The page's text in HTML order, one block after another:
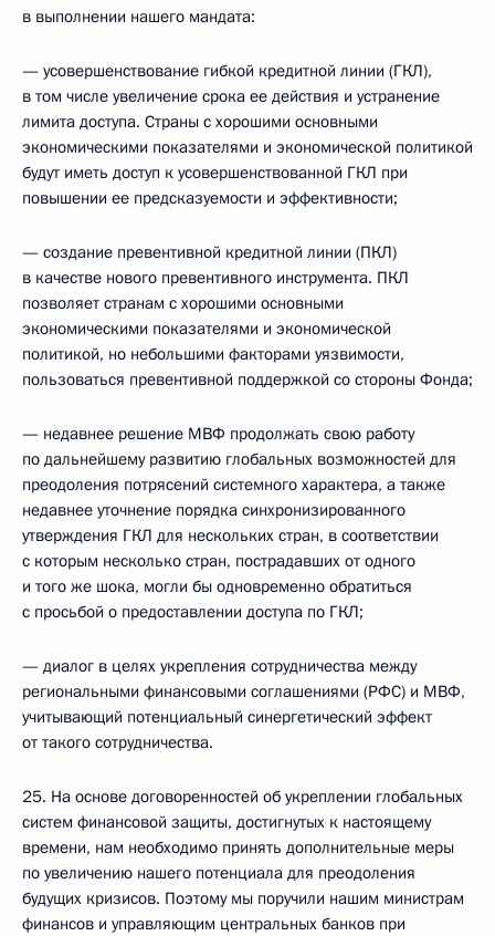
в выполнении нашего мандата:
— усовершенствование гибкой кредитной линии (ГКЛ),
в том числе увеличение срока ее действия и устранение
лимита доступа. Страны с хорошими основными
экономическими показателями и экономической политикой
будут иметь доступ к усовершенствованной ГКЛ при
повышении ее предсказуемости и эффективности;
— создание превентивной кредитной линии (ПКЛ)
в качестве нового превентивного инструмента. ПКЛ
позволяет странам с хорошими основными
экономическими показателями и экономической
политикой, но небольшими факторами уязвимости,
пользоваться превентивной поддержкой со стороны Фонда;
— недавнее решение МВФ продолжать свою работу
по дальнейшему развитию глобальных возможностей для
преодоления потрясений системного характера, а также
недавнее уточнение порядка синхронизированного
утверждения ГКЛ для нескольких стран, в соответствии
с которым несколько стран, пострадавших от одного
и того же шока, могли бы одновременно обратиться
с просьбой о предоставлении доступа по ГКЛ;
— диалог в целях укрепления сотрудничества между
региональными финансовыми соглашениями (РФС) и МВФ,
учитывающий потенциальный синергетический эффект
от такого сотрудничества.
25. На основе договоренностей об укреплении глобальных
систем финансовой защиты, достигнутых к настоящему
времени, нам необходимо принять дополнительные меры
по увеличению нашего потенциала для преодоления
будущих кризисов. Поэтому мы поручили нашим министрам
финансов и управляющим центральных банков при